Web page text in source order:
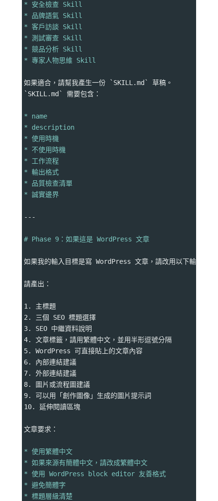
* 安全檢查 Skill
* 品牌語氣 Skill
* 客戶訪談 Skill
* 測試審查 Skill
* 競品分析 Skill
* 專家人物思維 Skill
如果適合，請幫我產生一份 `SKILL.md` 草稿。
`SKILL.md` 需要包含：
* name
* description
* 使用時機
* 不使用時機
* 工作流程
* 輸出格式
* 品質檢查清單
* 誠實邊界
---
# Phase 9：如果這是 WordPress 文章
如果我的輸入目標是寫 WordPress 文章，請改用以下輸出格式
請產出：
1. 主標題
2. 三個 SEO 標題選擇
3. SEO 中繼資料說明
4. 文章標籤，請用繁體中文，並用半形逗號分隔
5. WordPress 可直接貼上的文章內容
6. 內部連結建議
7. 外部連結建議
8. 圖片或流程圖建議
9. 可以用「創作圖像」生成的圖片提示詞
10. 延伸閱讀區塊
文章要求：
* 使用繁體中文
* 如果來源有簡體中文，請改成繁體中文
* 使用 WordPress block editor 友善格式
* 避免簡體字
* 標題層級清楚